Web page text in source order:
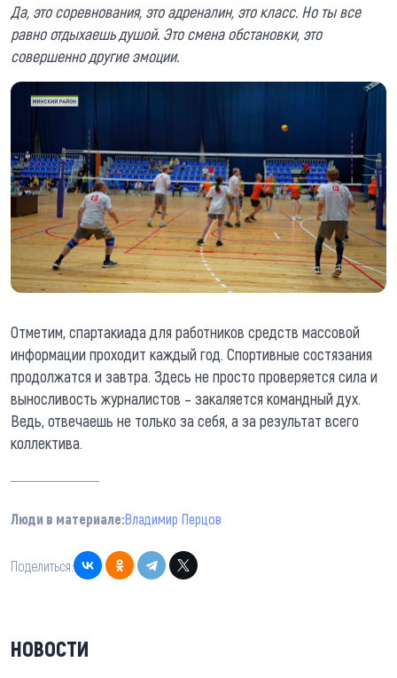
Да, это соревнования, это адреналин, это класс. Но ты все
равно отдыхаешь душой. Это смена обстановки, это
совершенно другие эмоции.
Отметим, спартакиада для работников средств массовой
информации проходит каждый год. Спортивные состязания
продолжатся и завтра. Здесь не просто проверяется сила и
выносливость журналистов – закаляется командный дух.
Ведь, отвечаешь не только за себя, а за результат всего
коллектива.
Люди в материале:Владимир Перцов
Поделиться:
НОВОСТИ